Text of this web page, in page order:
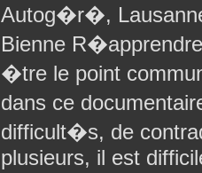
Autog�r�,
Bienne
�tre le point
dans ce
difficult�s, de
plusieurs, il est